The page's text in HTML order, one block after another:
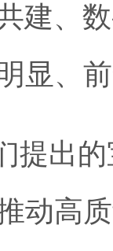
建、
显、
提出
动高